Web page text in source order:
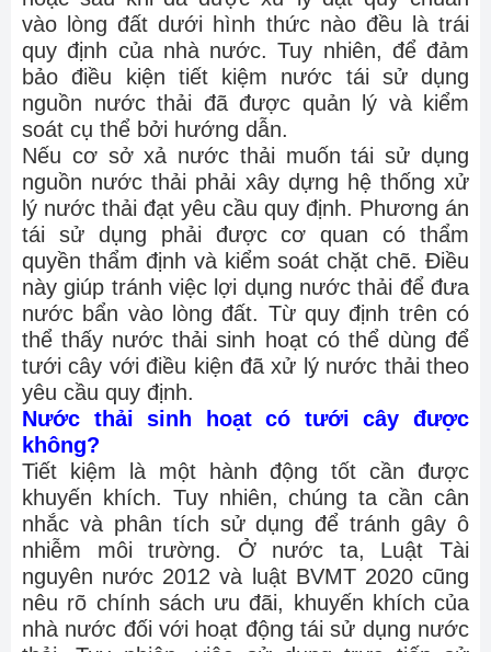
vào lòng đất dưới hình thức nào đều là trái
quy định của nhà nước. Tuy nhiên, để đảm
bảo điều kiện tiết kiệm nước tái sử dụng
nguồn nước thải đã được quản lý và kiểm
soát cụ thể bởi hướng dẫn.
Nếu cơ sở xả nước thải muốn tái sử dụng
nguồn nước thải phải xây dựng hệ thống xử
lý nước thải đạt yêu cầu quy định. Phương án
tái sử dụng phải được cơ quan có thẩm
quyền thẩm định và kiểm soát chặt chẽ. Điều
này giúp tránh việc lợi dụng nước thải để đưa
nước bẩn vào lòng đất. Từ quy định trên có
thể thấy nước thải sinh hoạt có thể dùng để
tưới cây với điều kiện đã xử lý nước thải theo
yêu cầu quy định.
Nước thải sinh hoạt có tưới cây được
không?
Tiết kiệm là một hành động tốt cần được
khuyến khích. Tuy nhiên, chúng ta cần cân
nhắc và phân tích sử dụng để tránh gây ô
nhiễm môi trường. Ở nước ta, Luật Tài
nguyên nước 2012 và luật BVMT 2020 cũng
nêu rõ chính sách ưu đãi, khuyến khích của
nhà nước đối với hoạt động tái sử dụng nước